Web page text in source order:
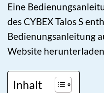
Eine
des CYBEX Talos S
Bedienungsanleitung
Website
Inhalt